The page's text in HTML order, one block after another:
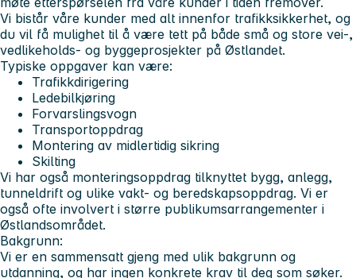
Vi bistår våre kunder med alt innenfor trafikksikkerhet, og
du vil få mulighet til å være tett på både små og store vei-,
vedlikeholds- og byggeprosjekter på Østlandet.
Typiske oppgaver kan være:
Trafikkdirigering
Ledebilkjøring
Forvarslingsvogn
Transportoppdrag
Montering av midlertidig sikring
Skilting
Vi har også monteringsoppdrag tilknyttet bygg, anlegg,
tunneldrift og ulike vakt- og beredskapsoppdrag. Vi er
også ofte involvert i større publikumsarrangementer i
Østlandsområdet.
Bakgrunn:
Vi er en sammensatt gjeng med ulik bakgrunn og
utdanning, og har ingen konkrete krav til deg som søker.